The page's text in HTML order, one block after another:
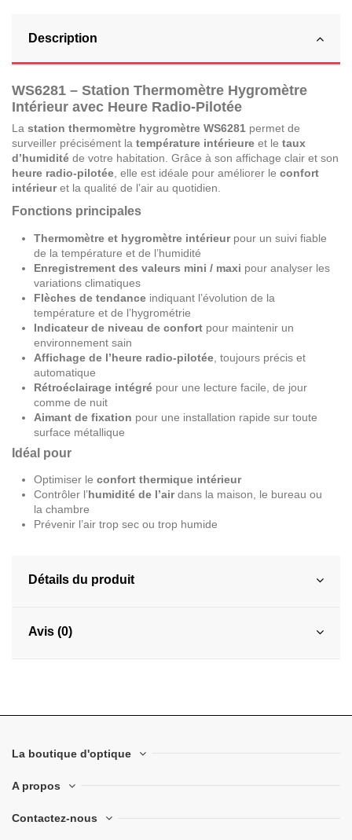
Description
WS6281 – Station Thermomètre Hygromètre
Intérieur avec Heure Radio-Pilotée
La station thermomètre hygromètre WS6281 permet de
surveiller précisément la température intérieure et le taux
d’humidité de votre habitation. Grâce à son affichage clair et son
heure radio-pilotée , elle est idéale pour améliorer le confort
intérieuret la qualité de l’air au quotidien.
Fonctions principales
Thermomètre et hygromètre intérieurpour un suivi fiable
de la température et de l’humidité
Enregistrement des valeurs mini / maxi pour analyser les
variations climatiques
Flèches de tendance indiquant l’évolution de la
température et de l’hygrométrie
Indicateur de niveau de confort pour maintenir un
environnement sain
Affichage de l’heure radio-pilotée , toujours précis et
automatique
Rétroéclairage intégré pour une lecture facile, de jour
comme de nuit
Aimant de fixation pour une installation rapide sur toute
surface métallique
Idéal pour
Optimiser le confort thermique intérieur
Contrôler l’humidité de l’airdans la maison, le bureau ou
la chambre
Prévenir l’air trop sec ou trop humide
Détails du produit
Avis (0)
La boutique d'optique
A propos
Contactez-nous